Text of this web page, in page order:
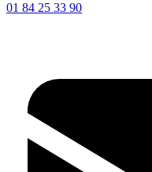
01 84 25 33 90